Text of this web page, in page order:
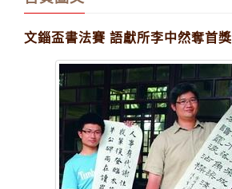
文錙盃書法賽 語獻所李中然奪首獎